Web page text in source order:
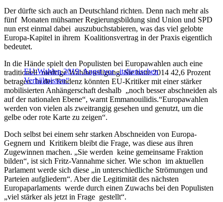
Der dürfte sich auch an Deutschland richten. Denn nach mehr als
fünf Monaten mühsamer Regierungsbildung sind Union und SPD
nun erst einmal dabei auszubuchstabieren, was das viel gelobte
Europa-Kapitel in ihrem Koalitionsvertrag in der Praxis eigentlich
bedeutet.
EU-Wahlen 2019: Angst vor „italienischen
Verhältnissen“
In die Hände spielt den Populisten bei Europawahlen auch eine
traditionell niedrige Wahlbeteiligung. Sie hatte 2014 42,6 Prozent
betragen. In der Tendenz könnten EU-Kritiker mit einer stärker
mobilisierten Anhängerschaft deshalb „noch besser abschneiden als
auf der nationalen Ebene“, warnt Emmanouilidis.“Europawahlen
werden von vielen als zweitrangig gesehen und genutzt, um die
gelbe oder rote Karte zu zeigen“.
Doch selbst bei einem sehr starken Abschneiden von Europa-
Gegnern und Kritikern bleibt die Frage, was diese aus ihren
Zugewinnen machen. „Sie werden keine gemeinsame Fraktion
bilden“, ist sich Fritz-Vannahme sicher. Wie schon im aktuellen
Parlament werde sich diese „in unterschiedliche Strömungen und
Parteien aufgliedern“. Aber die Legitimität des nächsten
Europaparlaments werde durch einen Zuwachs bei den Populisten
„viel stärker als jetzt in Frage gestellt“.